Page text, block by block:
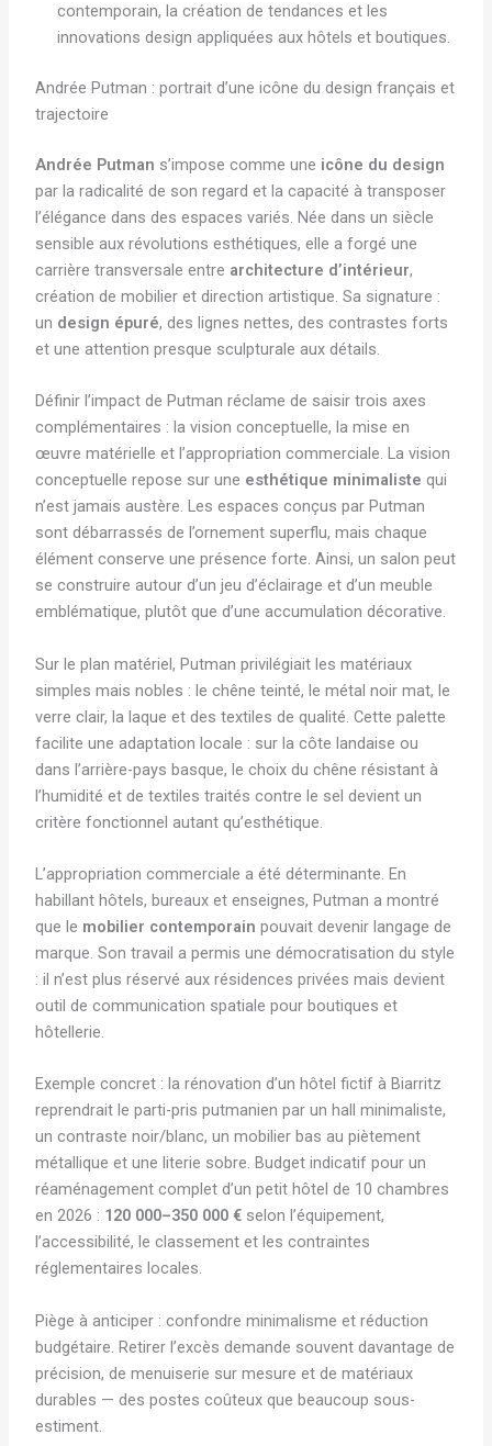
contemporain, la création de tendances et les
innovations design appliquées aux hôtels et boutiques.
Andrée Putman : portrait d’une icône du design français et
trajectoire
Andrée Putman s’impose comme une icône du design
par la radicalité de son regard et la capacité à transposer
l’élégance dans des espaces variés. Née dans un siècle
sensible aux révolutions esthétiques, elle a forgé une
carrière transversale entre architecture d’intérieur,
création de mobilier et direction artistique. Sa signature :
un design épuré, des lignes nettes, des contrastes forts
et une attention presque sculpturale aux détails.
Définir l’impact de Putman réclame de saisir trois axes
complémentaires : la vision conceptuelle, la mise en
œuvre matérielle et l’appropriation commerciale. La vision
conceptuelle repose sur une esthétique minimaliste qui
n’est jamais austère. Les espaces conçus par Putman
sont débarrassés de l’ornement superflu, mais chaque
élément conserve une présence forte. Ainsi, un salon peut
se construire autour d’un jeu d’éclairage et d’un meuble
emblématique, plutôt que d’une accumulation décorative.
Sur le plan matériel, Putman privilégiait les matériaux
simples mais nobles : le chêne teinté, le métal noir mat, le
verre clair, la laque et des textiles de qualité. Cette palette
facilite une adaptation locale : sur la côte landaise ou
dans l’arrière-pays basque, le choix du chêne résistant à
l’humidité et de textiles traités contre le sel devient un
critère fonctionnel autant qu’esthétique.
L’appropriation commerciale a été déterminante. En
habillant hôtels, bureaux et enseignes, Putman a montré
que le mobilier contemporain pouvait devenir langage de
marque. Son travail a permis une démocratisation du style
: il n’est plus réservé aux résidences privées mais devient
outil de communication spatiale pour boutiques et
hôtellerie.
Exemple concret : la rénovation d’un hôtel fictif à Biarritz
reprendrait le parti-pris putmanien par un hall minimaliste,
un contraste noir/blanc, un mobilier bas au piètement
métallique et une literie sobre. Budget indicatif pour un
réaménagement complet d’un petit hôtel de 10 chambres
en 2026 : 120 000–350 000 €selon l’équipement,
l’accessibilité, le classement et les contraintes
réglementaires locales.
Piège à anticiper : confondre minimalisme et réduction
budgétaire. Retirer l’excès demande souvent davantage de
précision, de menuiserie sur mesure et de matériaux
durables — des postes coûteux que beaucoup sous-
estiment.